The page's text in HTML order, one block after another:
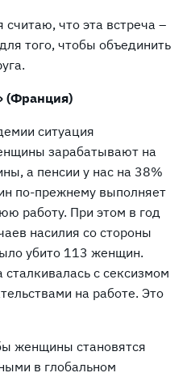
что эта встреча –
того, чтобы объединить
(Франция)
ситуация
зарабатывают на
а пенсии у нас на 38%
по-прежнему выполняет
работу. При этом в год
насилия со стороны
убито 113 женщин.
с сексизмом
на работе. Это
женщины становятся
в глобальном